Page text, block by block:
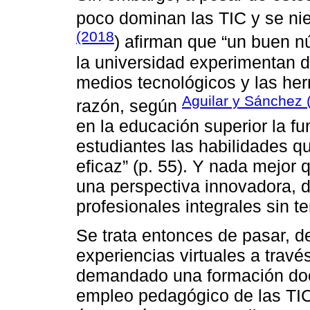
poco dominan las TIC y se
(2018) afirman que “un buen
la universidad experimentan
medios tecnológicos y las
razón, según Aguilar y Sánchez
en la educación superior la
estudiantes las habilidades
eficaz” (p. 55). Y nada mejor
una perspectiva innovadora,
profesionales integrales sin
Se trata entonces de pasar,
experiencias virtuales a
demandado una formación
empleo pedagógico de las